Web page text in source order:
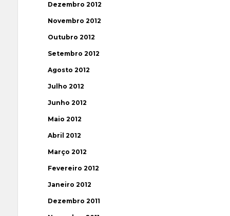
Dezembro 2012
Novembro 2012
Outubro 2012
Setembro 2012
Agosto 2012
Julho 2012
Junho 2012
Maio 2012
Abril 2012
Março 2012
Fevereiro 2012
Janeiro 2012
Dezembro 2011